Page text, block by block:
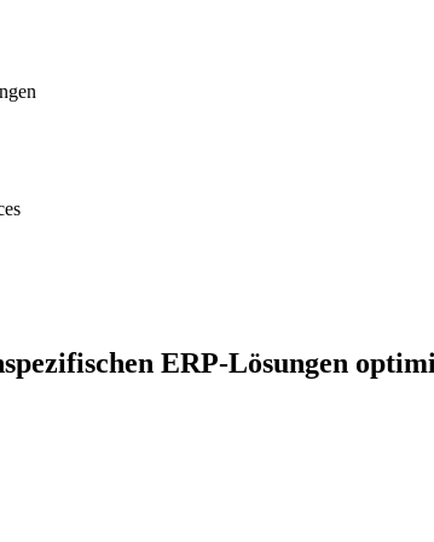
ERP-Lösungen